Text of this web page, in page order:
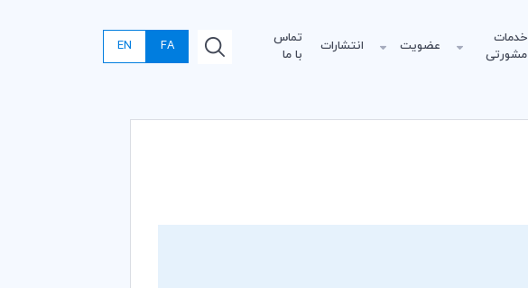
خدمات
مشورتی
عضویت انتشارات
تماس
با ما
FA
EN